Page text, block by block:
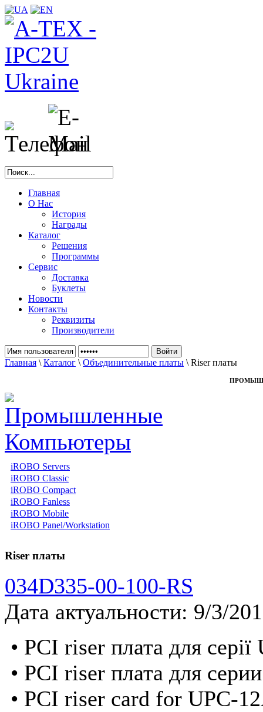
Главная
О Нас
История
Награды
Каталог
Решения
Программы
Сервис
Доставка
Буклеты
Новости
Контакты
Реквизиты
Производители
Главная \ Каталог \ Объединительные платы \ Riser платы
iROBO Servers
iROBO Classic
iROBO Compact
iROBO Fanless
iROBO Mobile
iROBO Panel/Workstation
Riser платы
034D335-00-100-RS
Дата актуальности: 9/3/
• PCI riser плата для
• PCI riser плата для
• PCI riser card for UPC-